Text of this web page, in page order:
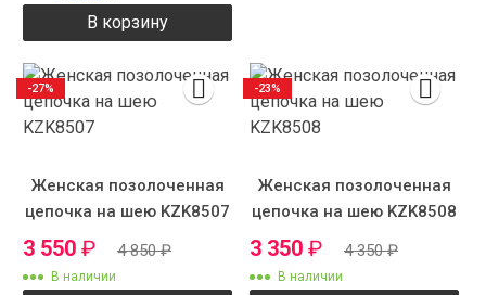
В корзину
Женская позолоченная
цепочка на шею KZK8507
3 550 ₽ 4 850₽
В наличии
-27%
Женская позолоченная
цепочка на шею KZK8508
3 350 ₽ 4 350₽
В наличии
-23%